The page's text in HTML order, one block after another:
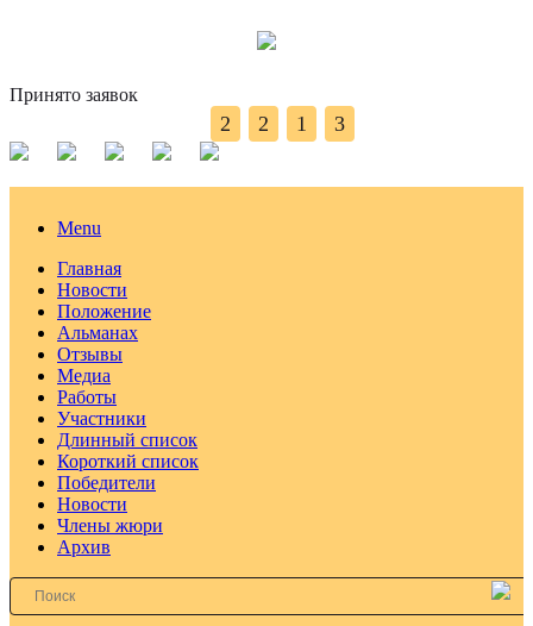
Принято заявок
2 2 1 3
Menu
Главная
Новости
Положение
Альманах
Отзывы
Медиа
Работы
Участники
Длинный список
Короткий список
Победители
Новости
Члены жюри
Архив